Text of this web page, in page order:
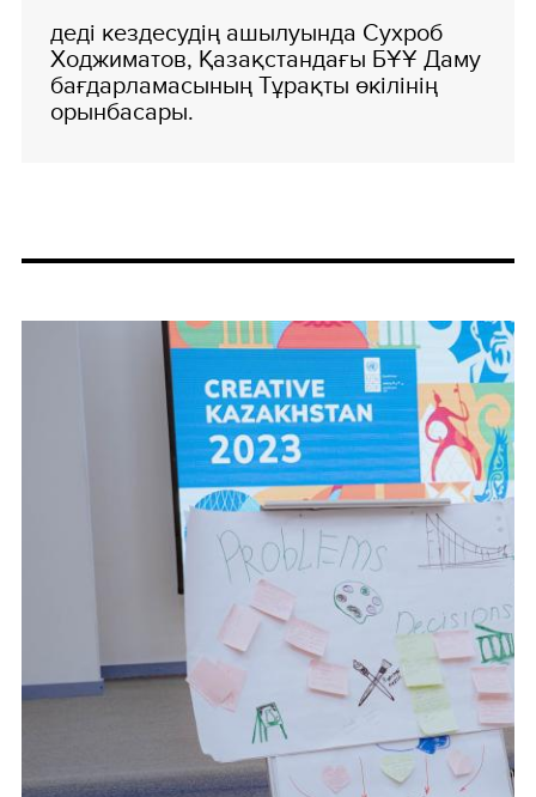
деді кездесудің ашылуында Сухроб
Ходжиматов, Қазақстандағы БҰҰ Даму
бағдарламасының Тұрақты өкілінің
орынбасары.